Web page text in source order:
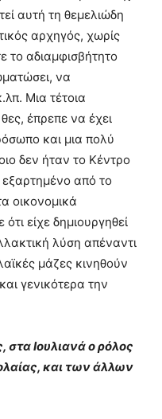
αυτή τη θεμελιώδη
αρχηγός, χωρίς
το αδιαμφισβήτητο
να
Μια τέτοια
έπρεπε να έχει
και μια πολύ
δεν ήταν το Κέντρο
από το
οικονομικά
είχε δημιουργηθεί
λύση απέναντι
μάζες κινηθούν
γενικότερα την
Ιουλιανά ο ρόλος
και των άλλων